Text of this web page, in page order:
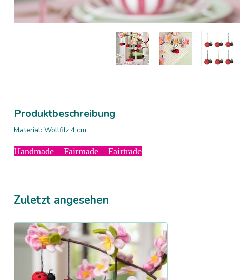
Produktbeschreibung
Material: Wollfilz 4 cm
Handmade – Fairmade – Fairtrade
Zuletzt angesehen